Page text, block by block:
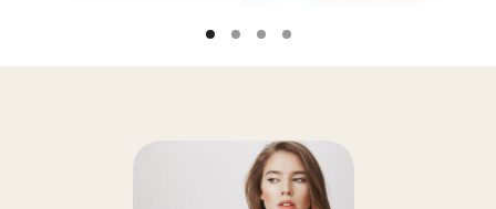
, что обеспечивает
пациентам безболезненность и
Специализируется на лечении
боли любой локализации и
заболеваний опорно-